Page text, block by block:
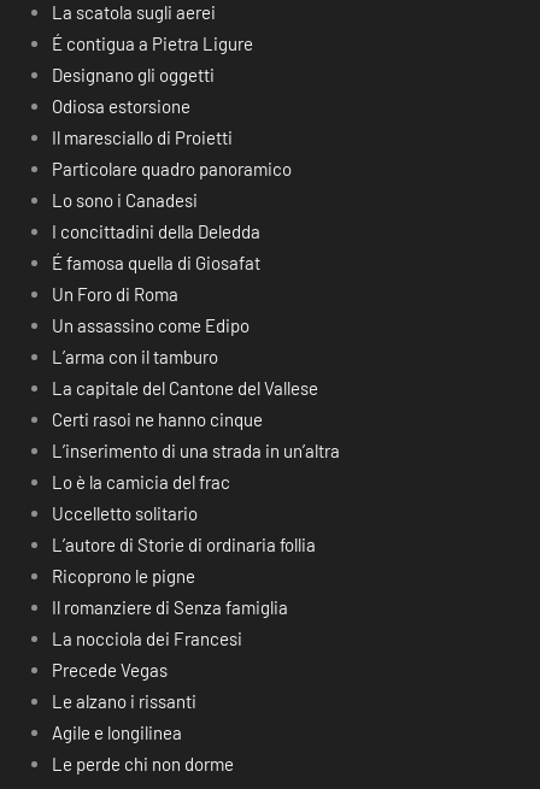
La scatola sugli aerei
É contigua a Pietra Ligure
Designano gli oggetti
Odiosa estorsione
Il maresciallo di Proietti
Particolare quadro panoramico
Lo sono i Canadesi
I concittadini della Deledda
É famosa quella di Giosafat
Un Foro di Roma
Un assassino come Edipo
L’arma con il tamburo
La capitale del Cantone del Vallese
Certi rasoi ne hanno cinque
L’inserimento di una strada in un’altra
Lo è la camicia del frac
Uccelletto solitario
L’autore di Storie di ordinaria follia
Ricoprono le pigne
Il romanziere di Senza famiglia
La nocciola dei Francesi
Precede Vegas
Le alzano i rissanti
Agile e longilinea
Le perde chi non dorme